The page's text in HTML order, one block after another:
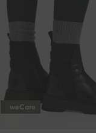
weCare